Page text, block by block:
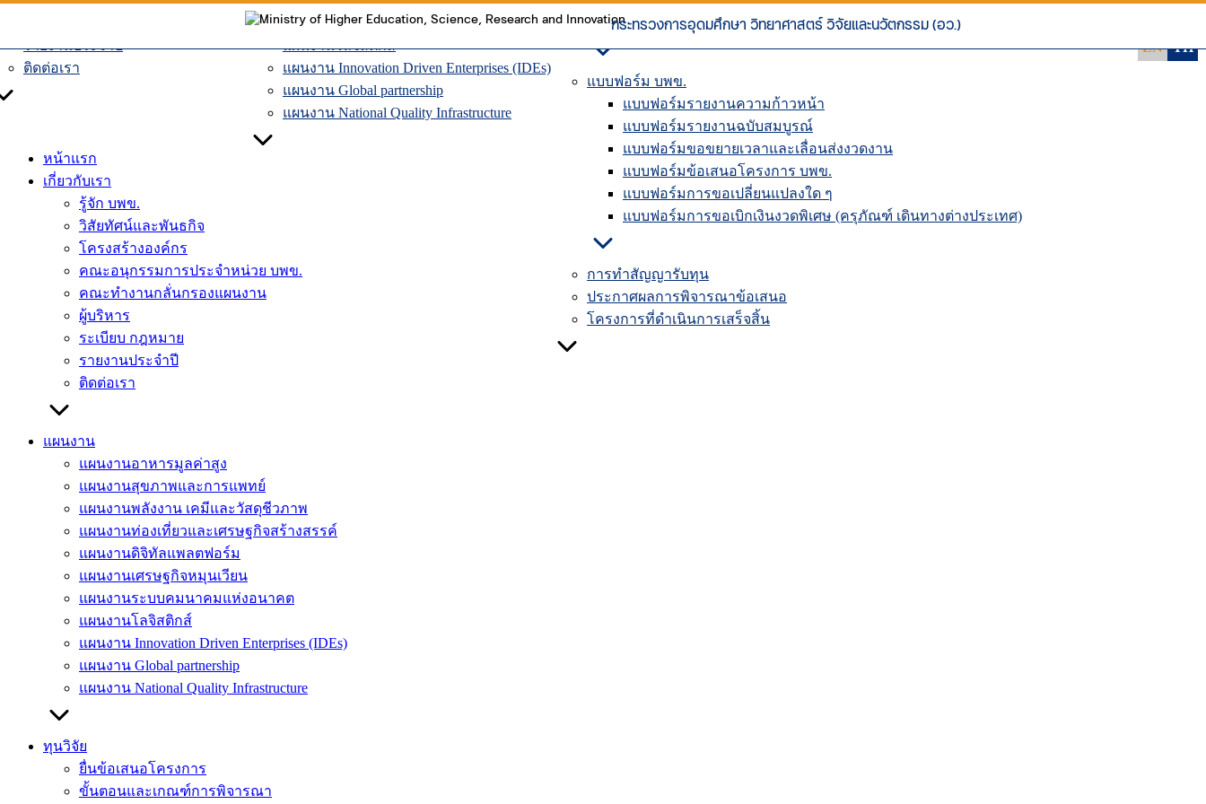
content
กระทรวงการอุดมศึกษา วิทยาศาสตร์ วิจัยและนวัตกรรม (อว.)
EN TH
รายงานประจำปี
ติดต่อเรา
แผนงานระบบคมนาคมแห่งอนาคต
แผนงานโลจิสติกส์
แผนงาน Innovation Driven Enterprises (IDEs)
แผนงาน Global partnership
แผนงาน National Quality Infrastructure
คู่มือรายงานความก้าวหน้าในระบบ NRIIS
แบบฟอร์ม บพข.
แบบฟอร์มรายงานความก้าวหน้า
แบบฟอร์มรายงานฉบับสมบูรณ์
แบบฟอร์มขอขยายเวลาและเลื่อนส่งงวดงาน
แบบฟอร์มข้อเสนอโครงการ บพข.
แบบฟอร์มการขอเปลี่ยนแปลงใด ๆ
แบบฟอร์มการขอเบิกเงินงวดพิเศษ (ครุภัณฑ์ เดินทางต่างประเทศ)
การทำสัญญารับทุน
ประกาศผลการพิจารณาข้อเสนอ
โครงการที่ดำเนินการเสร็จสิ้น
หน้าแรก
เกี่ยวกับเรา
รู้จัก บพข.
วิสัยทัศน์และพันธกิจ
โครงสร้างองค์กร
คณะอนุกรรมการประจำหน่วย บพข.
คณะทำงานกลั่นกรองแผนงาน
ผู้บริหาร
ระเบียบ กฎหมาย
รายงานประจำปี
ติดต่อเรา
แผนงาน
แผนงานอาหารมูลค่าสูง
แผนงานสุขภาพและการแพทย์
แผนงานพลังงาน เคมีและวัสดุชีวภาพ
แผนงานท่องเที่ยวและเศรษฐกิจสร้างสรรค์
แผนงานดิจิทัลแพลตฟอร์ม
แผนงานเศรษฐกิจหมุนเวียน
แผนงานระบบคมนาคมแห่งอนาคต
แผนงานโลจิสติกส์
แผนงาน Innovation Driven Enterprises (IDEs)
แผนงาน Global partnership
แผนงาน National Quality Infrastructure
ทุนวิจัย
ยื่นข้อเสนอโครงการ
ขั้นตอนและเกณฑ์การพิจารณา